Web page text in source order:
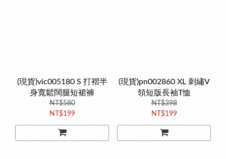
(現貨)vic005180 S 打褶半
身寬鬆闊腿短裙褲
NT$580
NT$199
(現貨)pn002860 XL 刺繡V
領短版長袖T恤
NT$398
NT$199